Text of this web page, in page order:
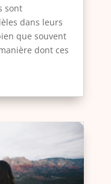
sont
dans leurs
que souvent
dont ces